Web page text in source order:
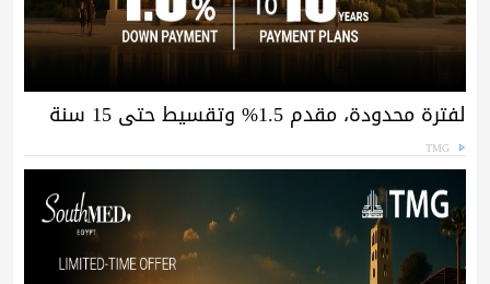
لفترة محدودة، مقدم 1.5% وتقسيط حتى 15 سنة
TMG